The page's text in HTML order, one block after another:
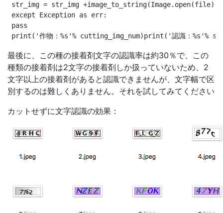
str_img = str_img
except Exception as err:
pass
最後に、この種の接着剤文字の認識率は約30％で、この
種類の接着剤は2文字の接着剤しか扱っていないため、2
文字以上の接着剤があると認識できませんが、文字幅で区
別するのは難しくありません。それを試してみてください
カットせずに文字認識の効果：